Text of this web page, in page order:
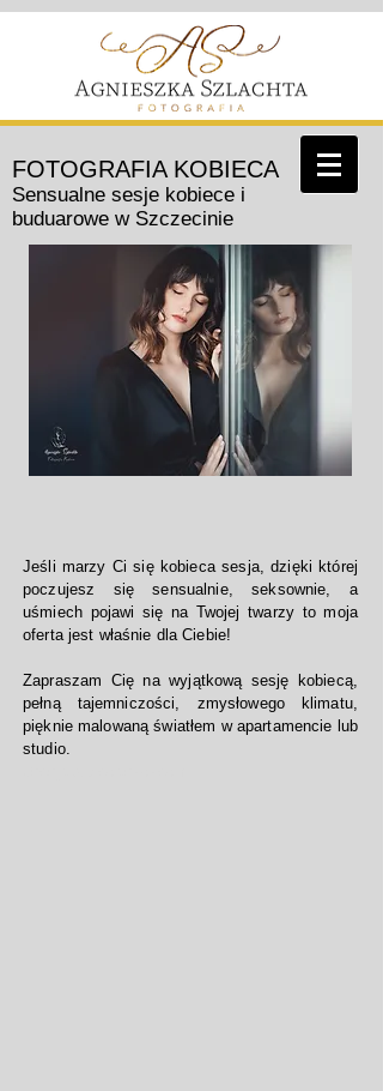
FOTOGRAFIA KOBIECA
Sensualne sesje kobiece i
buduarowe w Szczecinie
Jeśli marzy Ci się kobieca sesja, dzięki której
poczujesz się sensualnie, seksownie, a
uśmiech pojawi się na Twojej twarzy to moja
oferta jest właśnie dla Ciebie!
Zapraszam Cię na wyjątkową sesję kobiecą,
pełną tajemniczości, zmysłowego klimatu,
pięknie malowaną światłem w apartamencie lub
studio.